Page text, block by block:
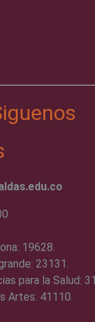
19628.
23131.
para la Salud:
Artes: 41110.